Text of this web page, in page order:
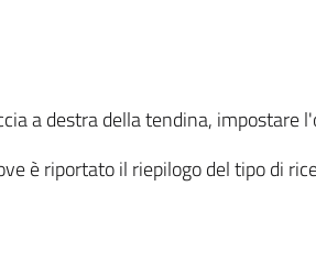
a destra della tendina,
è riportato il riepilogo del tipo di